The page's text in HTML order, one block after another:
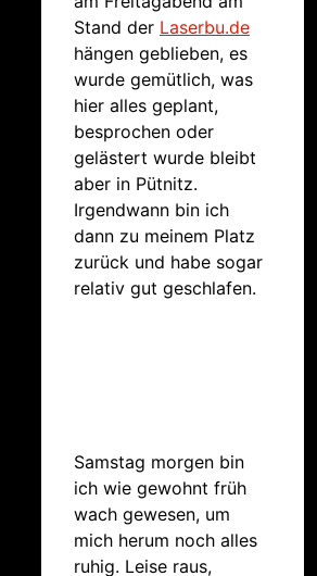
Stand der Laserbu.de
hängen geblieben, es
wurde gemütlich, was
hier alles geplant,
besprochen oder
gelästert wurde bleibt
aber in Pütnitz.
Irgendwann bin ich
dann zu meinem Platz
zurück und habe sogar
relativ gut geschlafen.
Samstag morgen bin
ich wie gewohnt früh
wach gewesen, um
mich herum noch alles
ruhig. Leise raus,